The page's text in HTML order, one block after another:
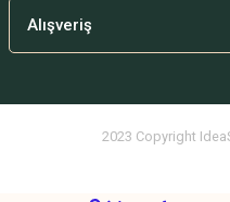
Alışveriş
2023 Copyright